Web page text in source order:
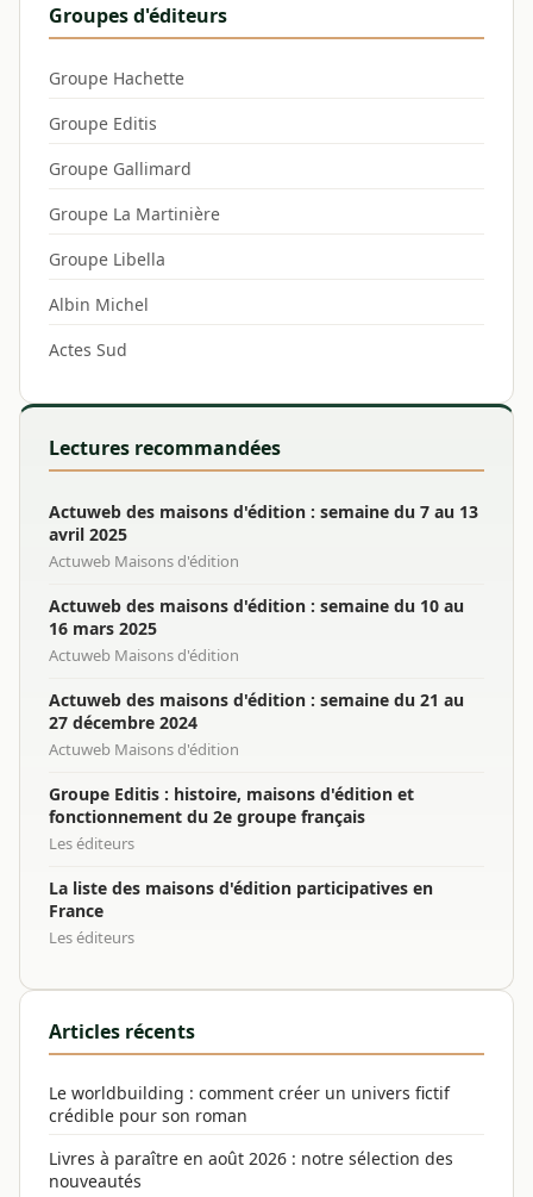
Groupes d'éditeurs
Groupe Hachette
Groupe Editis
Groupe Gallimard
Groupe La Martinière
Groupe Libella
Albin Michel
Actes Sud
Lectures recommandées
Actuweb des maisons d'édition : semaine du 7 au 13
avril 2025
Actuweb Maisons d'édition
Actuweb des maisons d'édition : semaine du 10 au
16 mars 2025
Actuweb Maisons d'édition
Actuweb des maisons d'édition : semaine du 21 au
27 décembre 2024
Actuweb Maisons d'édition
Groupe Editis : histoire, maisons d'édition et
fonctionnement du 2e groupe français
Les éditeurs
La liste des maisons d'édition participatives en
France
Les éditeurs
Articles récents
Le worldbuilding : comment créer un univers fictif
crédible pour son roman
Livres à paraître en août 2026 : notre sélection des
nouveautés